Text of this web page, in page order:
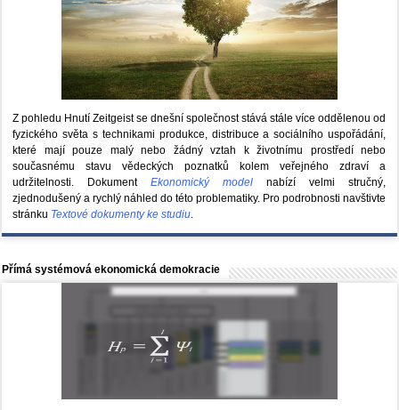
Z pohledu Hnutí Zeitgeist se dnešní společnost stává stále více oddělenou od
fyzického světa s technikami produkce, distribuce a sociálního uspořádání,
které mají pouze malý nebo žádný vztah k životnímu prostředí nebo
současnému stavu vědeckých poznatků kolem veřejného zdraví a
udržitelnosti. DokumentEkonomický model nabízí velmi stručný,
zjednodušený a rychlý náhled do této problematiky. Pro podrobnosti navštivte
stránku Textové dokumenty ke studiu.
Přímá systémová ekonomická demokracie